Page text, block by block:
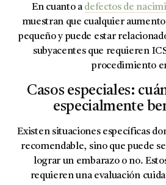
En cuanto adefectos de
muestran que cualquier
pequeño y puede estar
subyacentes que requieren
procedimiento
Casos especiales:
especialmente
Existen situaciones específicas
recomendable, sino que puede
lograr un embarazo o no.
requieren una evaluación